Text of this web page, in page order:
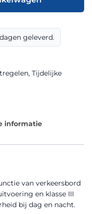
geleverd.
, Tijdelijke
informatie
van verkeersbord
en klasse III
bij dag en nacht.